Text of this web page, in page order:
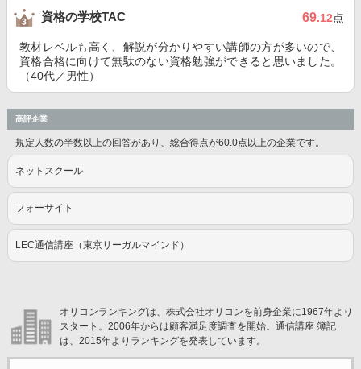
資格の学校TAC 69.12点
教材レベルも高く、解説が分かりやすい講師の方が多いので、
資格合格に向けて無駄のない資格勉強ができると思いました。
（40代／男性）
高評企業
規定人数の半数以上の回答があり、総合得点が60.0点以上の企業です。
ネットスクール
フォーサイト
LEC通信講座（東京リーガルマインド）
オリコンランキングは、株式会社オリコンを前身企業に1967年より
スタート。2006年からは顧客満足度調査を開始。通信講座 簿記
は、2015年よりランキングを発表しています。